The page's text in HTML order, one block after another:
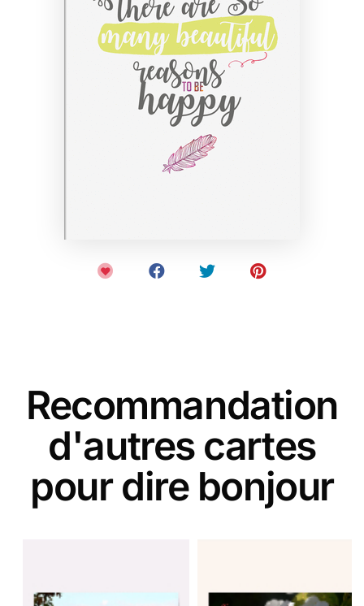
Recommandation
d'autres cartes
pour dire bonjour